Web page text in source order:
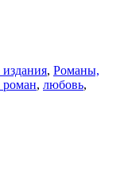
, Романы,
, любовь,